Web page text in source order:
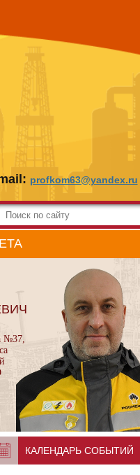
profkom63@yandex.ru
№37,
КАЛЕНДАРЬ СОБЫТИЙ